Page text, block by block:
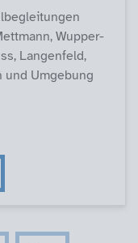
Wup­per­
Lan­gen­feld,
und Um­ge­bung